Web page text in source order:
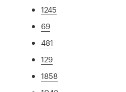
1245
69
481
129
1858